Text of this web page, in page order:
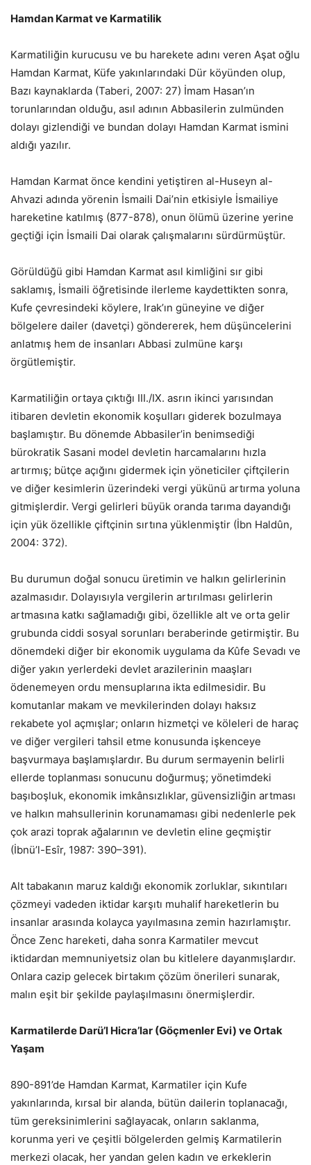
Hamdan Karmat ve Karmatilik
Karmatiliğin kurucusu ve bu harekete adını veren Aşat oğlu
Hamdan Karmat, Küfe yakınlarındaki Dür köyünden olup,
Bazı kaynaklarda (Taberi, 2007: 27) İmam Hasan’ın
torunlarından olduğu, asıl adının Abbasilerin zulmünden
dolayı gizlendiği ve bundan dolayı Hamdan Karmat ismini
aldığı yazılır.
Hamdan Karmat önce kendini yetiştiren al-Huseyn al-
Ahvazi adında yörenin İsmaili Dai’nin etkisiyle İsmailiye
hareketine katılmış (877-878), onun ölümü üzerine yerine
geçtiği için İsmaili Dai olarak çalışmalarını sürdürmüştür.
Görüldüğü gibi Hamdan Karmat asıl kimliğini sır gibi
saklamış, İsmaili öğretisinde ilerleme kaydettikten sonra,
Kufe çevresindeki köylere, Irak’ın güneyine ve diğer
bölgelere dailer (davetçi) göndererek, hem düşüncelerini
anlatmış hem de insanları Abbasi zulmüne karşı
örgütlemiştir.
Karmatiliğin ortaya çıktığı III./IX. asrın ikinci yarısından
itibaren devletin ekonomik koşulları giderek bozulmaya
başlamıştır. Bu dönemde Abbasiler’in benimsediği
bürokratik Sasani model devletin harcamalarını hızla
artırmış; bütçe açığını gidermek için yöneticiler çiftçilerin
ve diğer kesimlerin üzerindeki vergi yükünü artırma yoluna
gitmişlerdir. Vergi gelirleri büyük oranda tarıma dayandığı
için yük özellikle çiftçinin sırtına yüklenmiştir (İbn Haldûn,
2004: 372).
Bu durumun doğal sonucu üretimin ve halkın gelirlerinin
azalmasıdır. Dolayısıyla vergilerin artırılması gelirlerin
artmasına katkı sağlamadığı gibi, özellikle alt ve orta gelir
grubunda ciddi sosyal sorunları beraberinde getirmiştir. Bu
dönemdeki diğer bir ekonomik uygulama da Kûfe Sevadı ve
diğer yakın yerlerdeki devlet arazilerinin maaşları
ödenemeyen ordu mensuplarına ikta edilmesidir. Bu
komutanlar makam ve mevkilerinden dolayı haksız
rekabete yol açmışlar; onların hizmetçi ve köleleri de haraç
ve diğer vergileri tahsil etme konusunda işkenceye
başvurmaya başlamışlardır. Bu durum sermayenin belirli
ellerde toplanması sonucunu doğurmuş; yönetimdeki
başıboşluk, ekonomik imkânsızlıklar, güvensizliğin artması
ve halkın mahsullerinin korunamaması gibi nedenlerle pek
çok arazi toprak ağalarının ve devletin eline geçmiştir
(İbnü’l-Esîr, 1987: 390–391).
Alt tabakanın maruz kaldığı ekonomik zorluklar, sıkıntıları
çözmeyi vadeden iktidar karşıtı muhalif hareketlerin bu
insanlar arasında kolayca yayılmasına zemin hazırlamıştır.
Önce Zenc hareketi, daha sonra Karmatiler mevcut
iktidardan memnuniyetsiz olan bu kitlelere dayanmışlardır.
Onlara cazip gelecek birtakım çözüm önerileri sunarak,
malın eşit bir şekilde paylaşılmasını önermişlerdir.
Karmatilerde Darü’l Hicra’lar (Göçmenler Evi) ve Ortak
Yaşam
890-891’de Hamdan Karmat, Karmatiler için Kufe
yakınlarında, kırsal bir alanda, bütün dailerin toplanacağı,
tüm gereksinimlerini sağlayacak, onların saklanma,
korunma yeri ve çeşitli bölgelerden gelmiş Karmatilerin
merkezi olacak, her yandan gelen kadın ve erkeklerin